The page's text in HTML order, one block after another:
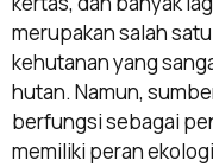
merupakan salah
kehutanan yang
hutan. Namun,
berfungsi sebagai
memiliki peran